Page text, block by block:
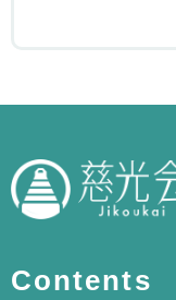
Contents